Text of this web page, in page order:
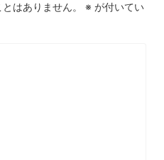
はありません。 ※ が付いてい